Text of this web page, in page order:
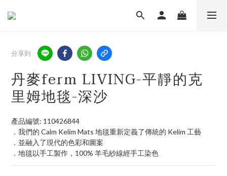
分享到
丹麥ferm LIVING-平靜的克
里姆地毯-深沙
產品編號: 110426844
．我們的 Calm Kelim Mats 地毯重新定義了傳統的 Kelim 工藝
．並融入了現代的色彩和圖案
．地毯以手工製作，100% 羊毛紗線經手工染色